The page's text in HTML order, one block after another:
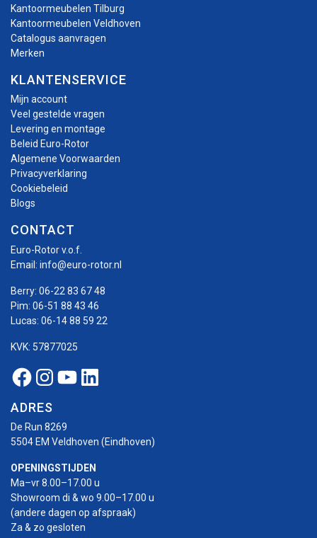
Kantoormeubelen Tilburg
Kantoormeubelen Veldhoven
Catalogus aanvragen
Merken
KLANTENSERVICE
Mijn account
Veel gestelde vragen
Levering en montage
Beleid Euro-Rotor
Algemene Voorwaarden
Privacyverklaring
Cookiebeleid
Blogs
CONTACT
Euro-Rotor v.o.f.
Email: info@euro-rotor.nl
Berry: 06-22 83 67 48
Pim: 06-51 88 43 46
Lucas: 06-14 88 59 22
KVK: 57877025
Facebook Euro-rotor
Instagram Euro-rotor
Youtube Euro-rotor
Linkedin Euro-rotor
ADRES
De Run 8269
5504 EM Veldhoven (Eindhoven)
OPENINGSTIJDEN
Ma–vr 8.00–17.00 u
Showroom di & wo 9.00–17.00 u
(andere dagen op afspraak)
Za & zo gesloten